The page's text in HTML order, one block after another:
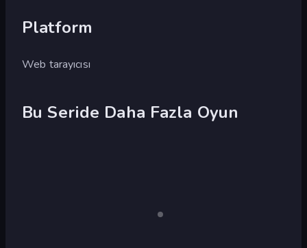
Platform
Web tarayıcısı
Bu Seride Daha Fazla Oyun
Grow
Yalnızca